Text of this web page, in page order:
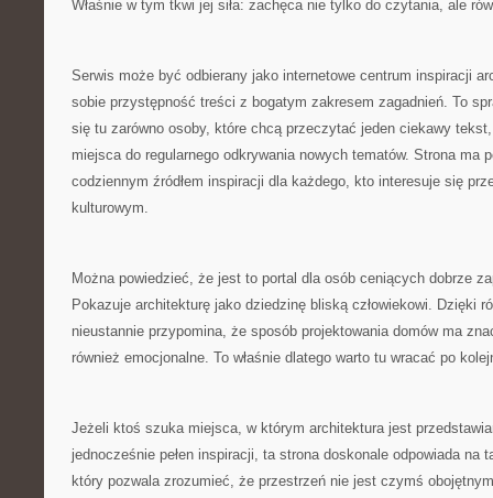
Właśnie w tym tkwi jej siła: zachęca nie tylko do czytania, ale
Serwis może być odbierany jako internetowe centrum inspiracji
sobie przystępność treści z bogatym zakresem zagadnień. To
się tu zarówno osoby, które chcą przeczytać jeden ciekawy
miejsca do regularnego odkrywania nowych tematów. Strona ma
codziennym źródłem inspiracji dla każdego, kto interesuje się
kulturowym.
Można powiedzieć, że jest to portal dla osób ceniących dobrze
Pokazuje architekturę jako dziedzinę bliską człowiekowi. Dzięki
nieustannie przypomina, że sposób projektowania domów ma
również emocjonalne. To właśnie dlatego warto tu wracać po
Jeżeli ktoś szuka miejsca, w którym architektura jest
jednocześnie pełen inspiracji, ta strona doskonale odpowiada na
który pozwala zrozumieć, że przestrzeń nie jest czymś